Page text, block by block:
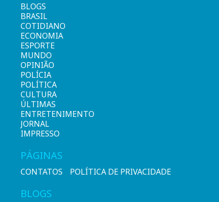
BLOGS
BRASIL
COTIDIANO
ECONOMIA
ESPORTE
MUNDO
OPINIÃO
POLÍCIA
POLÍTICA
CULTURA
ÚLTIMAS
ENTRETENIMENTO
JORNAL
IMPRESSO
PÁGINAS
CONTATOS POLÍTICA DE PRIVACIDADE
BLOGS